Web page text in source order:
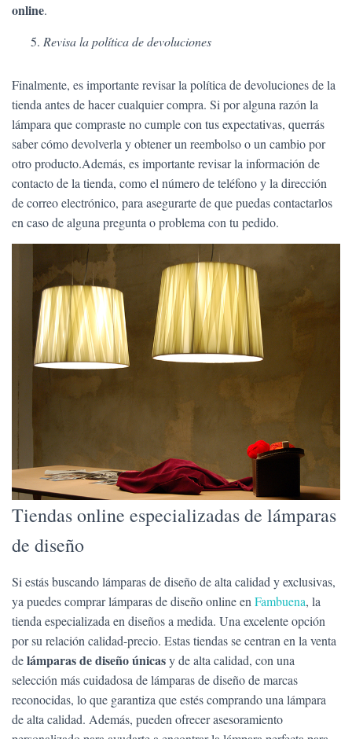
online.
Revisa la política de devoluciones
Finalmente, es importante revisar la política de devoluciones de la
tienda antes de hacer cualquier compra. Si por alguna razón la
lámpara que compraste no cumple con tus expectativas, querrás
saber cómo devolverla y obtener un reembolso o un cambio por
otro producto.Además, es importante revisar la información de
contacto de la tienda, como el número de teléfono y la dirección
de correo electrónico, para asegurarte de que puedas contactarlos
en caso de alguna pregunta o problema con tu pedido.
Tiendas online especializadas de lámparas
de diseño
Si estás buscando lámparas de diseño dealta calidad y exclusivas,
ya puedes comprar lámparas de diseño online en Fambuena, la
tienda especializada en diseños a medida. Una excelente opción
por su relación calidad-precio. Estas tiendas se centran en la venta
delámparas de diseñoúnicasy de alta calidad, con una
selección más cuidadosa de lámparas de diseño de marcas
reconocidas, lo que garantiza que estés comprando una lámpara
de alta calidad. Además, pueden ofrecer asesoramiento